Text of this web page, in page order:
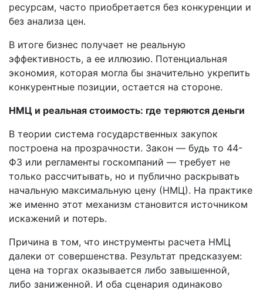
ресурсам, часто приобретается без конкуренции и
без анализа цен.
В итоге бизнес получает не реальную
эффективность, а ее иллюзию. Потенциальная
экономия, которая могла бы значительно укрепить
конкурентные позиции, остается на стороне.
НМЦ и реальная стоимость: где теряются деньги
В теории система государственных закупок
построена на прозрачности. Закон — будь то 44-
ФЗ или регламенты госкомпаний — требует не
только рассчитывать, но и публично раскрывать
начальную максимальную цену (НМЦ). На практике
же именно этот механизм становится источником
искажений и потерь.
Причина в том, что инструменты расчета НМЦ
далеки от совершенства. Результат предсказуем:
цена на торгах оказывается либо завышенной,
либо заниженной. И оба сценария одинаково